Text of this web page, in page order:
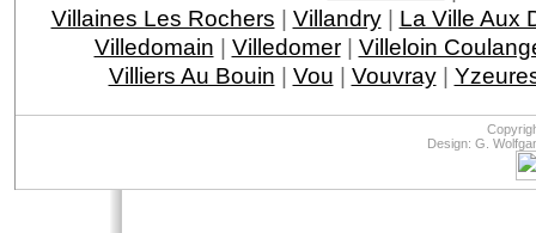
Villaines Les Rochers | Villandry| La Ville Aux
Villedomain | Villedomer| Villeloin
Villiers Au Bouin | Vou | Vouvray|
Design: G.